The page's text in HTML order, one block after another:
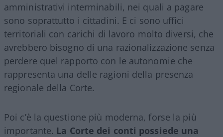
amministrativi interminabili, nei quali a pagare
sono soprattutto i cittadini. E ci sono uffici
territoriali con carichi di lavoro molto diversi, che
avrebbero bisogno di una razionalizzazione senza
perdere quel rapporto con le autonomie che
rappresenta una delle ragioni della presenza
regionale della Corte.
Poi c’è la questione più moderna, forse la più
importante. La Corte dei conti possiede una